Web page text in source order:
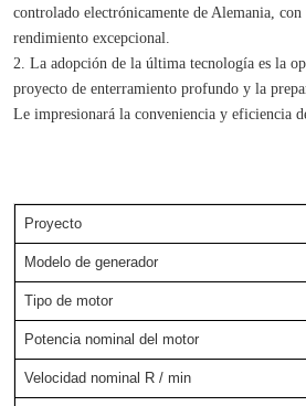
controlado electrónicamente de Alemania,
rendimiento excepcional.
2. La adopción de la última tecnología es la
proyecto de enterramiento profundo y la
Le impresionará la conveniencia y eficiencia
Proyecto
Modelo de generador
Tipo de motor
Potencia nominal del motor
Velocidad nominal R / min